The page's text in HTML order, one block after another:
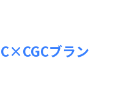
ブラン